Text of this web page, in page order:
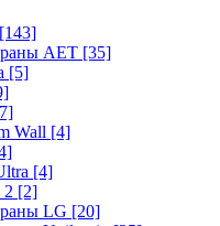
[143]
AET [35]
[5]
Wall [4]
[4]
2 [2]
LG [20]